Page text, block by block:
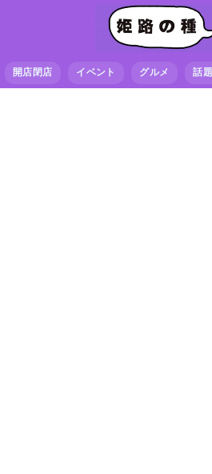
開店閉店 イベント グルメ 話題